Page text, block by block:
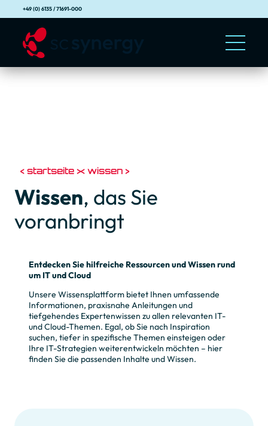
+49 (0) 6135 / 71691-000
startseite wissen
Wissen, das Sie
voranbringt
Entdecken Sie hilfreiche Ressourcen und Wissen rund
um IT und Cloud
Unsere Wissensplattform bietet Ihnen umfassende
Informationen, praxisnahe Anleitungen und
tiefgehendes Expertenwissen zu allen relevanten IT-
und Cloud-Themen. Egal, ob Sie nach Inspiration
suchen, tiefer in spezifische Themen einsteigen oder
Ihre IT-Strategien weiterentwickeln möchten – hier
finden Sie die passenden Inhalte und Wissen.